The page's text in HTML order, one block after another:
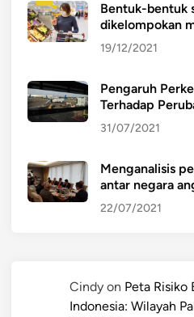
Bentuk-bentuk
dikelompokan
19/12/2021
Pengaruh
Terhadap
31/07/2021
Menganalisis
antar negara
22/07/2021
Cindy on Peta Risiko
Indonesia: Wilayah